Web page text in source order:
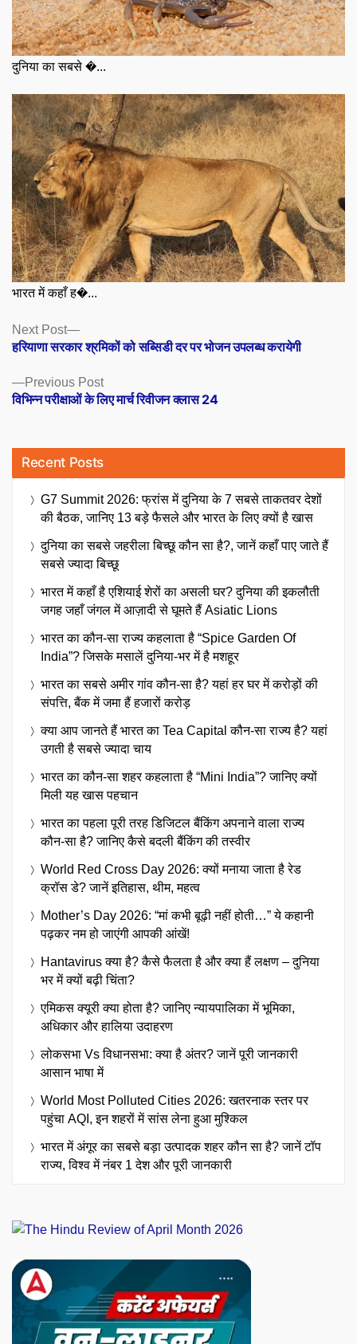
दुनिया का सबसे �...
भारत में कहाँ ह�...
Posts
navigation
Previous PostPrevious
post:
विभिन्न परीक्षाओं के लिए मार्च रिवीजन क्लास 24
Next Post
Next
post:
हरियाणा सरकार श्रमिकों को सब्सिडी दर पर भोजन उपलब्ध करायेगी
Recent Posts
G7 Summit 2026: फ्रांस में दुनिया के 7 सबसे ताकतवर देशों
की बैठक, जानिए 13 बड़े फैसले और भारत के लिए क्यों है खास
दुनिया का सबसे जहरीला बिच्छू कौन सा है?, जानें कहाँ पाए जाते हैं
सबसे ज्यादा बिच्छू
भारत में कहाँ है एशियाई शेरों का असली घर? दुनिया की इकलौती
जगह जहाँ जंगल में आज़ादी से घूमते हैं Asiatic Lions
भारत का कौन-सा राज्य कहलाता है “Spice Garden Of
India”? जिसके मसालें दुनिया-भर में है मशहूर
भारत का सबसे अमीर गांव कौन-सा है? यहां हर घर में करोड़ों की
संपत्ति, बैंक में जमा हैं हजारों करोड़
क्या आप जानते हैं भारत का Tea Capital कौन-सा राज्य है? यहां
उगती है सबसे ज्यादा चाय
भारत का कौन-सा शहर कहलाता है “Mini India”? जानिए क्यों
मिली यह खास पहचान
भारत का पहला पूरी तरह डिजिटल बैंकिंग अपनाने वाला राज्य
कौन-सा है? जानिए कैसे बदली बैंकिंग की तस्वीर
World Red Cross Day 2026: क्यों मनाया जाता है रेड
क्रॉस डे? जानें इतिहास, थीम, महत्व
Mother’s Day 2026: “मां कभी बूढ़ी नहीं होती…” ये कहानी
पढ़कर नम हो जाएंगी आपकी आंखें!
Hantavirus क्या है? कैसे फैलता है और क्या हैं लक्षण – दुनिया
भर में क्यों बढ़ी चिंता?
एमिकस क्यूरी क्या होता है? जानिए न्यायपालिका में भूमिका,
अधिकार और हालिया उदाहरण
लोकसभा Vs विधानसभा: क्या है अंतर? जानें पूरी जानकारी
आसान भाषा में
World Most Polluted Cities 2026: खतरनाक स्तर पर
पहुंचा AQI, इन शहरों में सांस लेना हुआ मुश्किल
भारत में अंगूर का सबसे बड़ा उत्पादक शहर कौन सा है? जानें टॉप
राज्य, विश्व में नंबर 1 देश और पूरी जानकारी